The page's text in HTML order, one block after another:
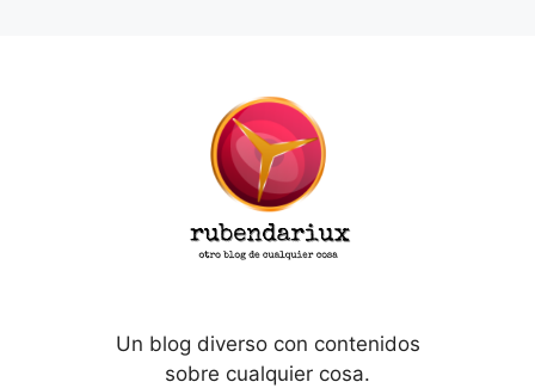
Un blog diverso con contenidos
sobre cualquier cosa.